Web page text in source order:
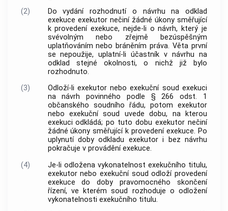
(2)
Do vydání rozhodnutí o návrhu na odklad
exekuce exekutor nečiní žádné úkony směřující
k provedení exekuce, nejde-li o návrh, který je
svévolným nebo zřejmě bezúspěšným
uplatňováním nebo bráněním práva. Věta první
se nepoužije, uplatní-li účastník v návrhu na
odklad stejné okolnosti, o nichž již bylo
rozhodnuto.
(3)
Odloží-li exekutor nebo exekuční soud exekuci
na návrh povinného podle § 266 odst. 1
občanského soudního řádu, potom exekutor
nebo exekuční soud uvede dobu, na kterou
exekuci odkládá; po tuto dobu exekutor nečiní
žádné úkony směřující k provedení exekuce. Po
uplynutí doby odkladu exekutor i bez návrhu
pokračuje v provádění exekuce.
(4)
Je-li odložena vykonatelnost exekučního titulu,
exekutor nebo exekuční soud odloží provedení
exekuce do doby pravomocného skončení
řízení, ve kterém soud rozhoduje o odložení
vykonatelnosti exekučního titulu.